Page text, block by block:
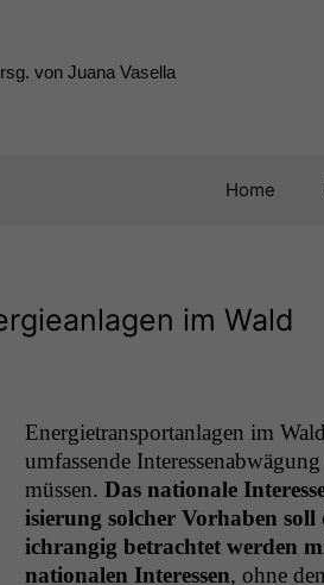
von Juana Vasella
Home
im Wald
Energi­etrans­portan­la­gen im
umfassende
müssen. Das nationale
isierung solch­er Vorhaben
ichrangig betra­chtet wer­den
nationalen Inter­essen, ohne